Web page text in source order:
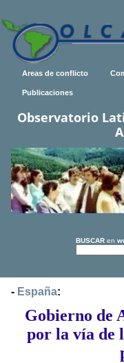
Areas de conflicto
Publicaciones
Observatorio
BUSCAR en
- España:
Gobierno de
por la vía de